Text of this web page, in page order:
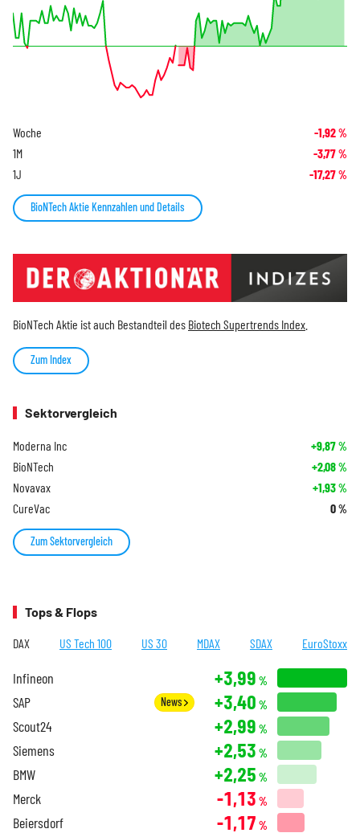
Woche -1,92%
1M -3,77%
1J -17,27%
BioNTech Aktie Kennzahlen und Details
BioNTech Aktie ist auch Bestandteil des Biotech Supertrends Index
Zum Index
Sektorvergleich
Moderna Inc +9,87%
BioNTech +2,08%
Novavax +1,93%
CureVac 0%
Zum Sektorvergleich
Tops & Flops
DAX US Tech 100 US 30 MDAX SDAX EuroStoxx
Infineon +3,99 %
SAP News +3,40 %
Scout24 +2,99 %
Siemens +2,53 %
BMW +2,25 %
Merck -1,13 %
Beiersdorf -1,17 %